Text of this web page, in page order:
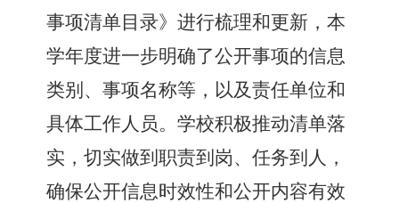
事项清单目录》进行梳理和更新，本
学年度进一步明确了公开事项的信息
类别、事项名称等 ，以及责任单位和
具体工作人员。学校积极推动清单落
实，切实做到职责到岗、任务到人，
确保公开信息时效性和公开内容有效